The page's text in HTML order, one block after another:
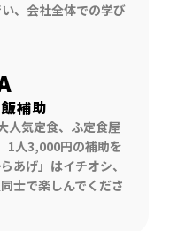
、会社全体での学び
補助
人気定食、ふ定食屋
1人3,000円の補助を
あげ」はイチオシ、
士で楽しんでくださ